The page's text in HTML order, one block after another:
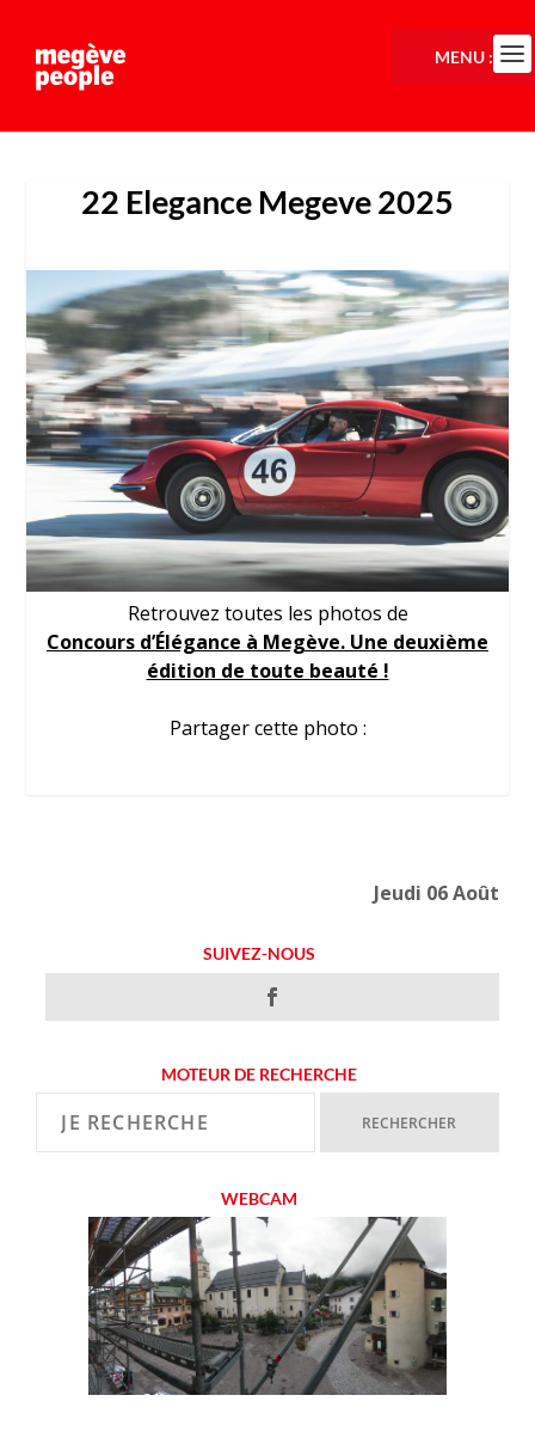
22 Elegance Megeve 2025
Retrouvez toutes les photos de
Concours d’Élégance à Megève. Une deuxième
édition de toute beauté !
Partager cette photo :
Jeudi 06 Août
SUIVEZ-NOUS
MOTEUR DE RECHERCHE
WEBCAM
MENU :